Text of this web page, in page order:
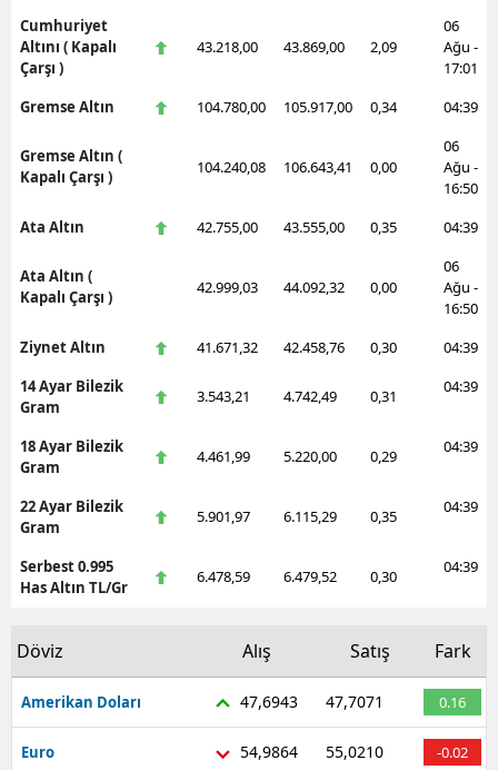
Cumhuriyet
Altını ( Kapalı
Çarşı )
43.218,00 43.869,00 2,09
06
Ağu -
17:01
Gremse Altın
104.780,00 105.917,00 0,34 04:39
Gremse Altın (
Kapalı Çarşı )
104.240,08 106.643,41 0,00
06
Ağu -
16:50
Ata Altın
42.755,00 43.555,00 0,35 04:39
Ata Altın (
Kapalı Çarşı )
42.999,03 44.092,32 0,00
06
Ağu -
16:50
Ziynet Altın
41.671,32 42.458,76 0,30
04:39
14 Ayar Bilezik
Gram
3.543,21 4.742,49 0,31 04:39
18 Ayar Bilezik
Gram
4.461,99 5.220,00 0,29 04:39
22 Ayar Bilezik
Gram
5.901,97 6.115,29 0,35 04:39
Serbest 0.995
Has Altın TL/Gr
6.478,59 6.479,52 0,30 04:39
Döviz Alış Satış Fark
Amerikan Doları 47,6943 47,7071 0.16
Euro 54,9864 55,0210 -0.02